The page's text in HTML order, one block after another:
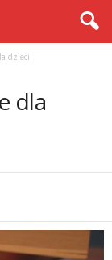
dzieci
dla